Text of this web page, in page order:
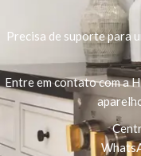
Precisa de suporte para
Entre em contato com a